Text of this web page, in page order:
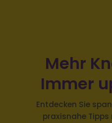
Mehr
Immer
Entdecken Sie
praxisnahe Tipps
Zusammenarbeit und